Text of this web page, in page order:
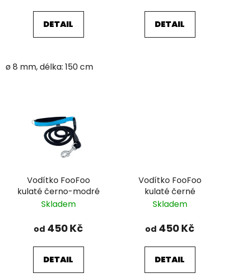
DETAIL
ø 8 mm, délka: 150 cm
DETAIL
Vodítko FooFoo
kulaté černo-modré
Skladem
od 450 Kč
DETAIL
Vodítko FooFoo
kulaté černé
Skladem
od 450 Kč
DETAIL